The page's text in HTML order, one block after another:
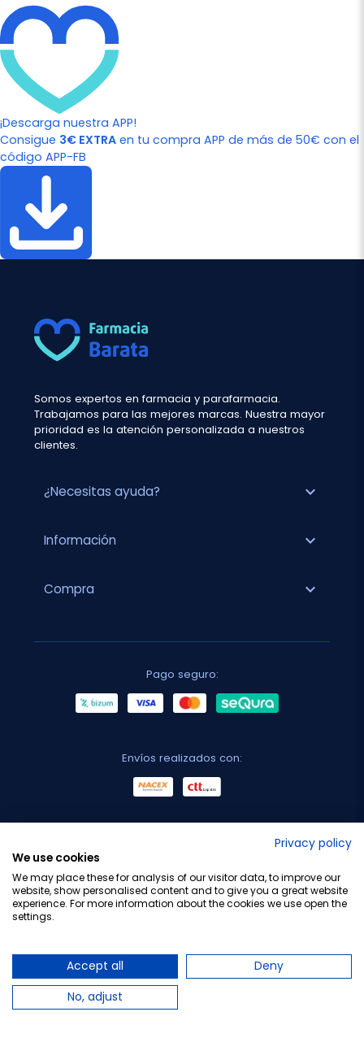
¡Descarga nuestra APP!
Consigue 3€ EXTRA en tu compra APP de más de 50€ con el
código APP-FB
Somos expertos en farmacia y parafarmacia.
Trabajamos para las mejores marcas. Nuestra mayor
prioridad es la atención personalizada a nuestros
clientes.
¿Necesitas ayuda? expand_more
Información expand_more
Compra expand_more
Pago seguro:
Envíos realizados con:
Privacy policy
We use cookies
We may place these for analysis of our visitor data, to improve our
website, show personalised content and to give you a great website
experience. For more information about the cookies we use open the
settings.
Accept all
Deny
No, adjust